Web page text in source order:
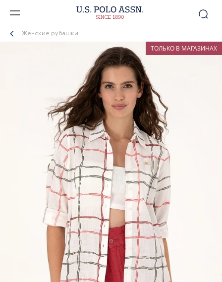
Женские рубашки
ТОЛЬКО В МАГАЗИНАХ